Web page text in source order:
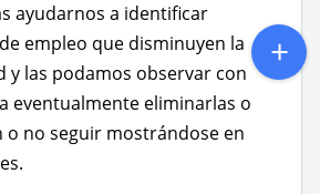
ayudarnos a identificar
empleo que disminuyen la
y las podamos observar con
eventualmente eliminarlas o
o no seguir mostrándose en